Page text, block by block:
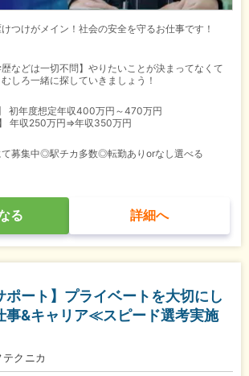
つけがメイン！社会の安全を守るお仕事です！
歴などは一切不問】やりたいことが決まってなくて
しろ一緒に探していきましょう！
初年度想定年収400万円～470万円
年収250万円⇒年収350万円
て募集中◎駅チカ多数◎転勤ありorなし選べる
る 詳細へ
ポート】プライベートを大切にし
事&キャリア≪スピード選考実施
クニカ